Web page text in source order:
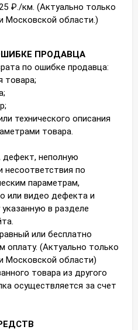
₽./км. (Актуально только
Московской области.)
ПРОДАВЦА
по ошибке продавца:
товара;
технического описания
товара.
дефект, неполную
несоответствия по
параметрам,
или видео дефекта и
в разделе
или бесплатно
оплату. (Актуально только
Московской области)
товара из другого
осуществляется за счет